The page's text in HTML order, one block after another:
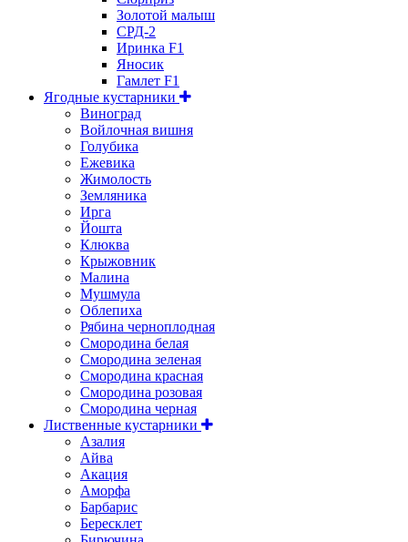
Золотой малыш
СРД-2
Иринка F1
Яносик
Гамлет F1
Ягодные кустарники
Виноград
Войлочная вишня
Голубика
Ежевика
Жимолость
Земляника
Ирга
Йошта
Клюква
Крыжовник
Малина
Мушмула
Облепиха
Рябина черноплодная
Смородина белая
Смородина зеленая
Смородина красная
Смородина розовая
Смородина черная
Лиственные кустарники
Азалия
Айва
Акация
Аморфа
Барбарис
Бересклет